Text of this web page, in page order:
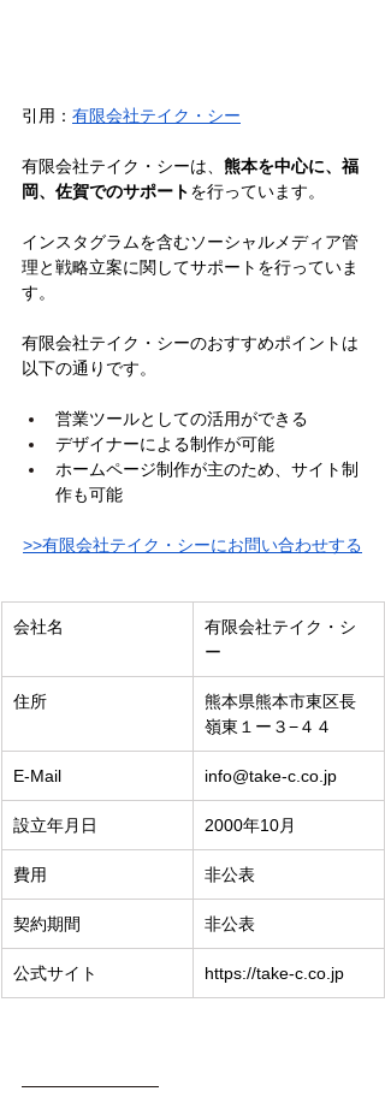
引用： 有限会社テイク・シー
有限会社テイク・シーは、 熊本を中心に、福
岡、佐賀でのサポートを行っています。
インスタグラムを含むソーシャルメディア管
理と戦略立案に関してサポートを行っていま
す。
有限会社テイク・シーのおすすめポイントは
以下の通りです。
営業ツールとしての活用ができる
デザイナーによる制作が可能
ホームページ制作が主のため、サイト制
作も可能
>>有限会社テイク・シーにお問い合わせする
会社名
有限会社テイク・シ
ー
住所
熊本県熊本市東区長
嶺東１ー３−４４
E-Mail info@take-c.co.jp
設立年月日 2000年10月
費用 非公表
契約期間 非公表
公式サイト https://take-c.co.jp